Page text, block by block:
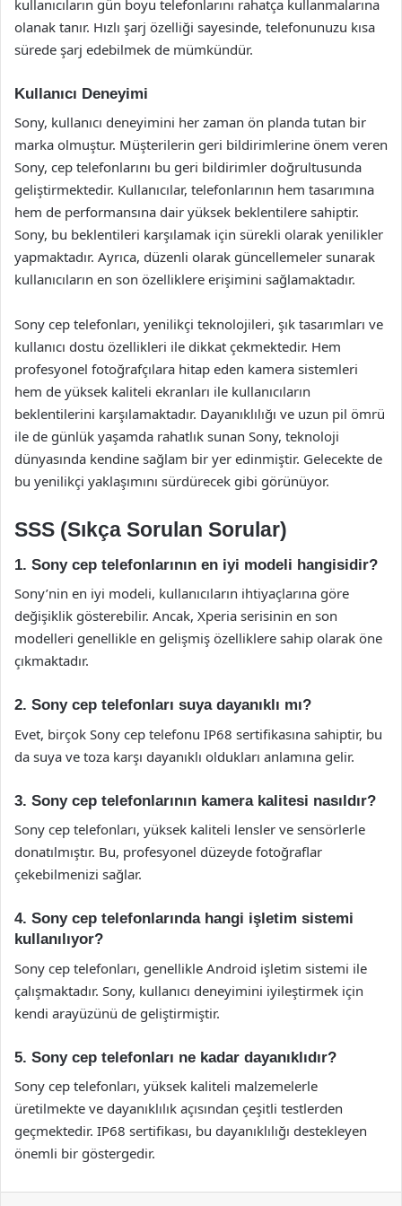
kullanıcıların gün boyu telefonlarını rahatça kullanmalarına
olanak tanır. Hızlı şarj özelliği sayesinde, telefonunuzu kısa
sürede şarj edebilmek de mümkündür.
Kullanıcı Deneyimi
Sony, kullanıcı deneyimini her zaman ön planda tutan bir
marka olmuştur. Müşterilerin geri bildirimlerine önem veren
Sony, cep telefonlarını bu geri bildirimler doğrultusunda
geliştirmektedir. Kullanıcılar, telefonlarının hem tasarımına
hem de performansına dair yüksek beklentilere sahiptir.
Sony, bu beklentileri karşılamak için sürekli olarak yenilikler
yapmaktadır. Ayrıca, düzenli olarak güncellemeler sunarak
kullanıcıların en son özelliklere erişimini sağlamaktadır.
Sony cep telefonları, yenilikçi teknolojileri, şık tasarımları ve
kullanıcı dostu özellikleri ile dikkat çekmektedir. Hem
profesyonel fotoğrafçılara hitap eden kamera sistemleri
hem de yüksek kaliteli ekranları ile kullanıcıların
beklentilerini karşılamaktadır. Dayanıklılığı ve uzun pil ömrü
ile de günlük yaşamda rahatlık sunan Sony, teknoloji
dünyasında kendine sağlam bir yer edinmiştir. Gelecekte de
bu yenilikçi yaklaşımını sürdürecek gibi görünüyor.
SSS (Sıkça Sorulan Sorular)
1. Sony cep telefonlarının en iyi modeli hangisidir?
Sony’nin en iyi modeli, kullanıcıların ihtiyaçlarına göre
değişiklik gösterebilir. Ancak, Xperia serisinin en son
modelleri genellikle en gelişmiş özelliklere sahip olarak öne
çıkmaktadır.
2. Sony cep telefonları suya dayanıklı mı?
Evet, birçok Sony cep telefonu IP68 sertifikasına sahiptir, bu
da suya ve toza karşı dayanıklı oldukları anlamına gelir.
3. Sony cep telefonlarının kamera kalitesi nasıldır?
Sony cep telefonları, yüksek kaliteli lensler ve sensörlerle
donatılmıştır. Bu, profesyonel düzeyde fotoğraflar
çekebilmenizi sağlar.
4. Sony cep telefonlarında hangi işletim sistemi
kullanılıyor?
Sony cep telefonları, genellikle Android işletim sistemi ile
çalışmaktadır. Sony, kullanıcı deneyimini iyileştirmek için
kendi arayüzünü de geliştirmiştir.
5. Sony cep telefonları ne kadar dayanıklıdır?
Sony cep telefonları, yüksek kaliteli malzemelerle
üretilmekte ve dayanıklılık açısından çeşitli testlerden
geçmektedir. IP68 sertifikası, bu dayanıklılığı destekleyen
önemli bir göstergedir.